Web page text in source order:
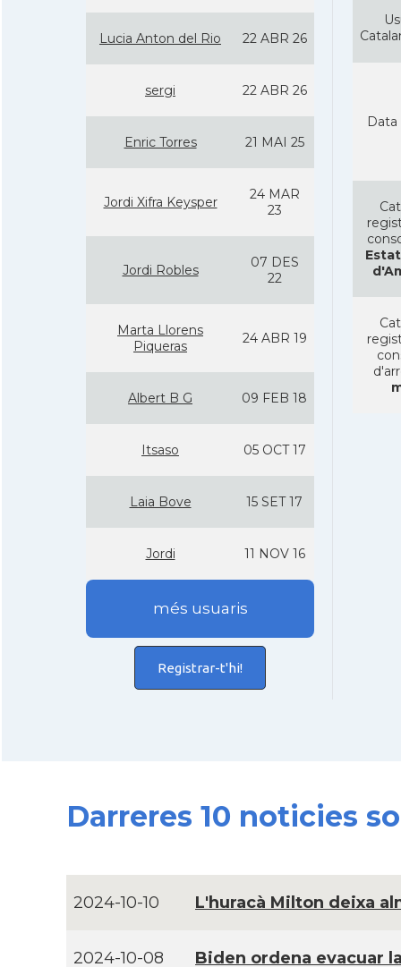
Lucia Anton del Rio 22 ABR 26
sergi 22 ABR 26
Enric Torres 21 MAI 25
Jordi Xifra Keysper
24 MAR
23
Jordi Robles
07 DES
22
Marta Llorens
Piqueras
24 ABR 19
Albert B G 09 FEB 18
Itsaso 05 OCT 17
Laia Bove 15 SET 17
Jordi 11 NOV 16
més usuaris
Registrar-t'hi!
Data
Darreres 10 noticies
2024-10-10 L'huracà Milton deixa
2024-10-08 Biden ordena evacuar